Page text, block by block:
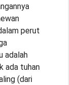
perut
adalah
ada tuhan
(dari